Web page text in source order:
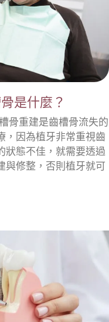
是什麼？
骨重建是齒槽骨流失的
，因為植牙非常重視齒
狀態不佳，就需要透過
與修整，否則植牙就可